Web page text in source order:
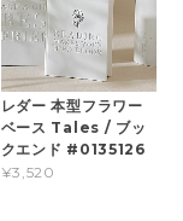
レダー 本型フラワー
ベース Tales / ブッ
クエンド #0135126
¥3,520